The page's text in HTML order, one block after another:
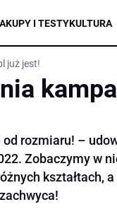
I TESTYKULTURA
już jest!
rozmiaru! –
Zobaczymy w
kształtach,